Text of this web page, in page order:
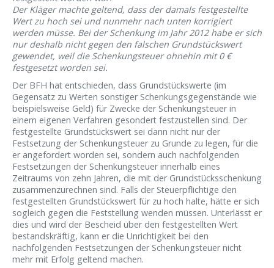
Der Kläger machte geltend, dass der damals festgestellte
Wert zu hoch sei und nunmehr nach unten korrigiert
werden müsse. Bei der Schenkung im Jahr 2012 habe er sich
nur deshalb nicht gegen den falschen Grundstückswert
gewendet, weil die Schenkungsteuer ohnehin mit 0 €
festgesetzt worden sei.
Der BFH hat entschieden, dass Grundstückswerte (im
Gegensatz zu Werten sonstiger Schenkungsgegenstände wie
beispielsweise Geld) für Zwecke der Schenkungsteuer in
einem eigenen Verfahren gesondert festzustellen sind. Der
festgestellte Grundstückswert sei dann nicht nur der
Festsetzung der Schenkungsteuer zu Grunde zu legen, für die
er angefordert worden sei, sondern auch nachfolgenden
Festsetzungen der Schenkungsteuer innerhalb eines
Zeitraums von zehn Jahren, die mit der Grundstücksschenkung
zusammenzurechnen sind. Falls der Steuerpflichtige den
festgestellten Grundstückswert für zu hoch halte, hätte er sich
sogleich gegen die Feststellung wenden müssen. Unterlässt er
dies und wird der Bescheid über den festgestellten Wert
bestandskräftig, kann er die Unrichtigkeit bei den
nachfolgenden Festsetzungen der Schenkungsteuer nicht
mehr mit Erfolg geltend machen.